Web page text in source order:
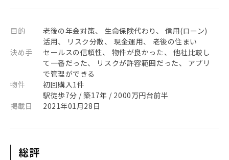
目的
老後の年金対策、 生命保険代わり、 信用(ローン)
活用、 リスク分散、 現金運用、 老後の住まい
決め手
セールスの信頼性、 物件が良かった、 他社比較し
て一番だった、 リスクが許容範囲だった、 アプリ
で管理ができる
物件
初回購入1件
駅徒歩7分 / 築17年 / 2000万円台前半
掲載日
2021年01月28日
総評